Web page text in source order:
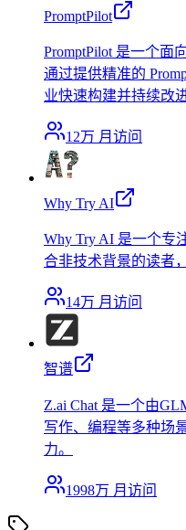
PromptPilot
PromptPilot 是一个面
通过提供精准的
业快速构建并持续改
12万 月访问
Why Try AI
Why Try AI 是一个专
合非技术背景的读者
14万 月访问
智谱
Z.ai Chat 是一个由
写作、编程等多种场
力。
1998万 月访问